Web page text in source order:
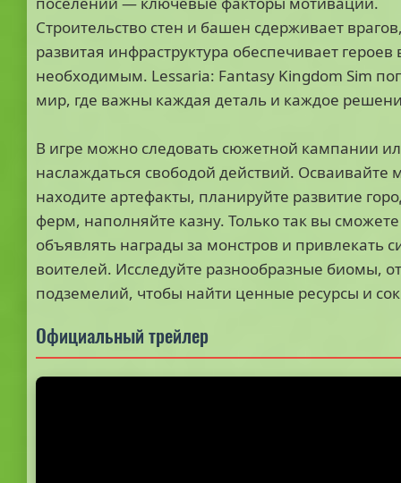
Строительство стен и башен сдерживает
развитая инфраструктура обеспечивает героев
необходимым. Lessaria: Fantasy Kingdom Sim
мир, где важны каждая деталь и каждое
В игре можно следовать сюжетной кампании
наслаждаться свободой действий. Осваивайте
находите артефакты, планируйте развитие
ферм, наполняйте казну. Только так вы сможете
объявлять награды за монстров и привлекать
воителей. Исследуйте разнообразные биомы,
подземелий, чтобы найти ценные ресурсы и
Официальный трейлер